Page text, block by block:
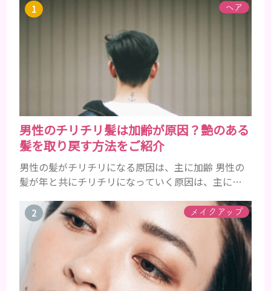
ヘア
男性のチリチリ髪は加齢が原因？艶のある
髪を取り戻す方法をご紹介
男性の髪がチリチリになる原因は、主に加齢 男性の
髪が年と共にチリチリになっていく原因は、主に加
にツヤがあった男性も、いつのまにか髪がチリチリ
でペタンとするようになったと感じる人もいるでし
ょう。特に大人の男性としての魅力が出てくる40代
以降の男性に悩んでいる人が多い傾向があります。
髪が生え変わるサイクルは、年齢と共に乱れていき
ます。髪が太くならないま...
メイクアップ